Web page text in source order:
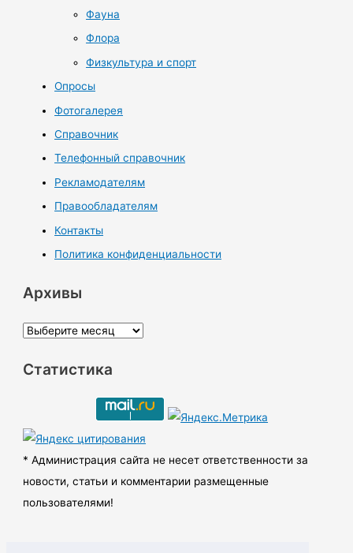
Фауна
Флора
Физкультура и спорт
Опросы
Фотогалерея
Справочник
Телефонный справочник
Рекламодателям
Правообладателям
Контакты
Политика конфиденциальности
Архивы
А
х
ы
Статистика
* Администрация сайта не несет ответственности за
новости, статьи и комментарии размещенные
пользователями!